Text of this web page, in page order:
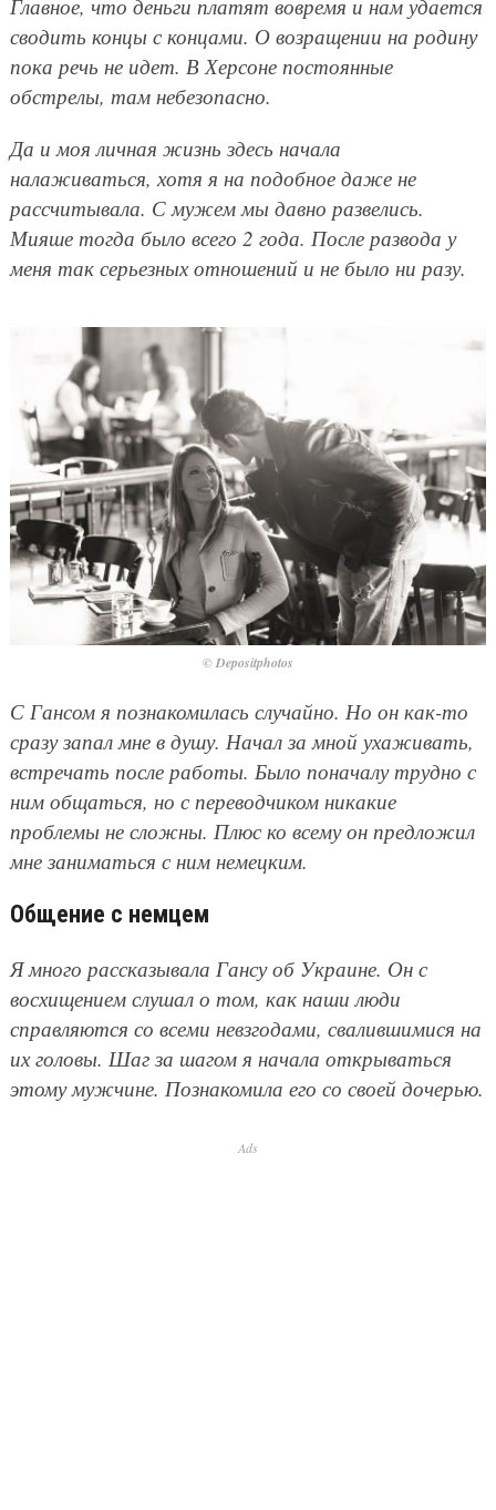
Главное, что деньги платят вовремя и нам удается
сводить концы с концами. О возращении на родину
пока речь не идет. В Херсоне постоянные
обстрелы, там небезопасно.
Да и моя личная жизнь здесь начала
налаживаться, хотя я на подобное даже не
рассчитывала. С мужем мы давно развелись.
Мияше тогда было всего 2 года. После развода у
меня так серьезных отношений и не было ни разу.
© Depositphotos
С Гансом я познакомилась случайно. Но он как-то
сразу запал мне в душу. Начал за мной ухаживать,
встречать после работы. Было поначалу трудно с
ним общаться, но с переводчиком никакие
проблемы не сложны. Плюс ко всему он предложил
мне заниматься с ним немецким.
Общение с немцем
Я много рассказывала Гансу об Украине. Он с
восхищением слушал о том, как наши люди
справляются со всеми невзгодами, свалившимися на
их головы. Шаг за шагом я начала открываться
этому мужчине. Познакомила его со своей дочерью.
Ads